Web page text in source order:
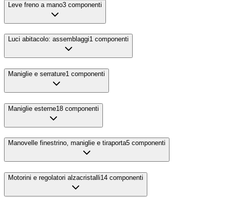
Leve freno a mano3 componenti
Luci abitacolo: assemblaggi1 componenti
Maniglie e serrature1 componenti
Maniglie esterne18 componenti
Manovelle finestrino, maniglie e tiraporta5 componenti
Motorini e regolatori alzacristalli14 componenti